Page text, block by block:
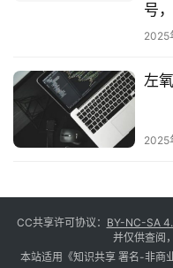
号
法
2025
左
2025
CC共享许可协议： BY-NC-SA
并仅供查阅
本站适用《知识共享 署名-非商